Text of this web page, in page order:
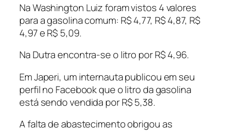
Na Washington Luiz foram vistos 4 valores
para a gasolina comum: R$ 4,77, R$ 4,87, R$
4,97 e R$ 5,09.
Na Dutra encontra-se o litro por R$ 4,96.
Em Japeri, um internauta publicou em seu
perfil no Facebook que o litro da gasolina
está sendo vendida por R$ 5,38.
A falta de abastecimento obrigou as